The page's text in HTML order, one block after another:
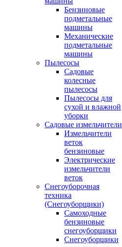
Бензиновые
подметальные
машины
Механические
подметальные
машины
Пылесосы
Садовые
колесные
пылесосы
Пылесосы для
сухой и влажной
уборки
Садовые измельчители
Измельчители
веток
бензиновые
Электрические
измельчители
веток
Снегоуборочная
техника
(Снегоуборщики)
Самоходные
бензиновые
снегоуборщики
Снегоуборщики